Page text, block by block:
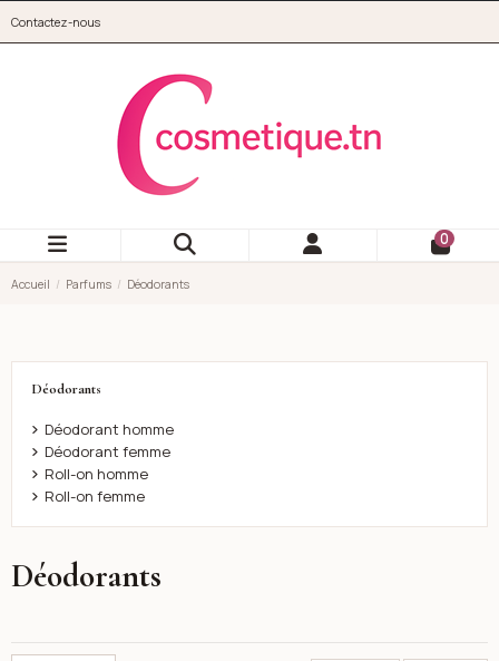
Contactez-nous
0
Accueil Parfums Déodorants
Déodorants
Déodorants
Déodorant homme
Déodorant femme
Roll-on homme
Roll-on femme